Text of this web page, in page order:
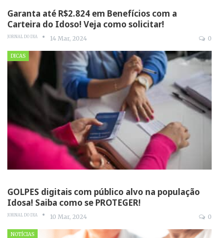
Garanta até R$2.824 em Benefícios com a
Carteira do Idoso! Veja como solicitar!
JORNAL DO DIA 14 Mar, 2024 0
DICAS
GOLPES digitais com público alvo na população
Idosa! Saiba como se PROTEGER!
JORNAL DO DIA 10 Mar, 2024 0
NOTÍCIAS